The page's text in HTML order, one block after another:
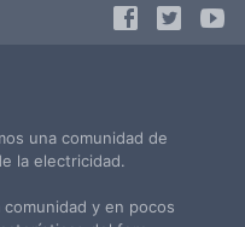
una comunidad de
la electricidad.
y en pocos